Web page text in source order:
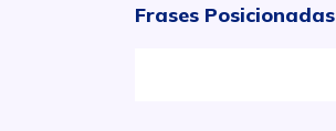
Frases Posicionadas